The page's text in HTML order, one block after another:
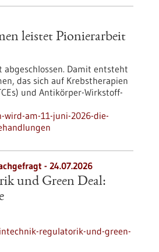
leistet Pionierarbeit
abgeschlossen. Damit entsteht
das sich auf Krebstherapien
und Antikörper-Wirkstoff-
am-11-juni-2026-die-
- 24.07.2026
und Green Deal:
regulatorik-und-green-